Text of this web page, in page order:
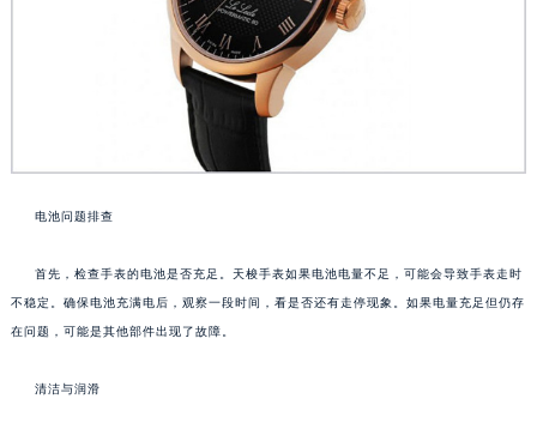
电池问题排查
首先，检查手表的电池是否充足。天梭手表如果电池电量不足，可能会导致手表走时
不稳定。确保电池充满电后，观察一段时间，看是否还有走停现象。如果电量充足但仍存
在问题，可能是其他部件出现了故障。
清洁与润滑